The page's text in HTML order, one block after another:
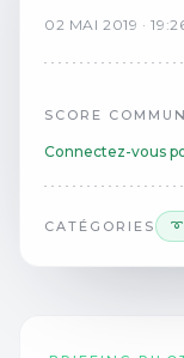
02 MAI 2019 ·
SCORE
Connectez-vous
CATÉGORIES